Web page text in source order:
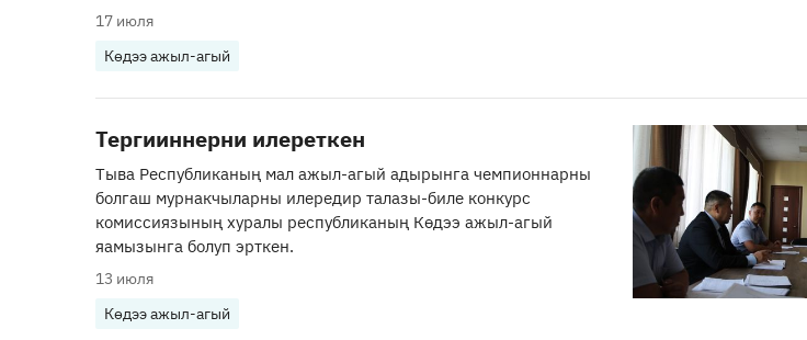
17 июля
Көдээ ажыл-агый
Тергииннерни илереткен
Тыва Республиканың мал ажыл-агый адырынга чемпионнарны
болгаш мурнакчыларны илередир талазы-биле конкурс
комиссиязының хуралы республиканың Көдээ ажыл-агый
яамызынга болуп эрткен.
13 июля
Көдээ ажыл-агый